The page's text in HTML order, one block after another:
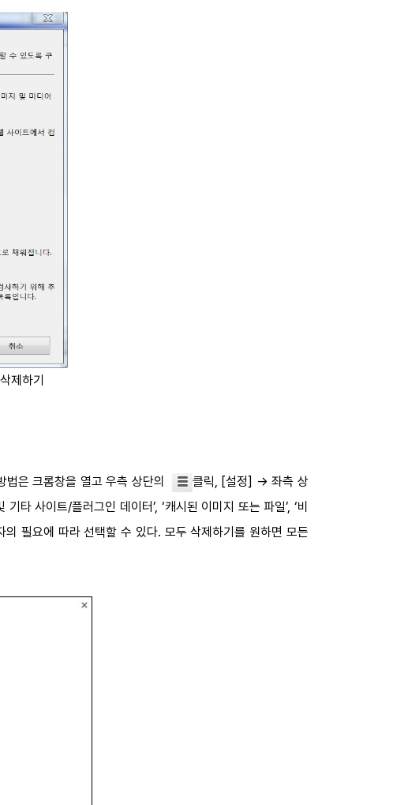
하기
법은 크롬창을 열고 우측 상단의
클릭, [설정] → 좌측 상
타 사이트/플러그인 데이터’, ‘캐시된 이미지 또는 파일’, ‘비
의 필요에 따라 선택할 수 있다. 모두 삭제하기를 원하면 모든